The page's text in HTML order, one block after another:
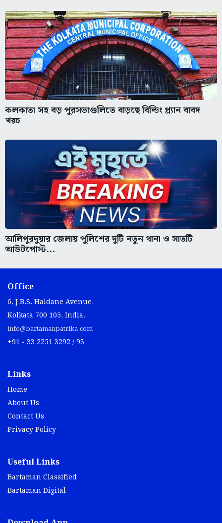
কলকাতা সহ বড় পুরসভাগুলিতে বাড়ছে বিল্ডিং প্ল্যান বাবদ
খরচ
আলিপুরদুয়ার জেলায় পুলিশের দুটি নতুন থানা ও সাতটি
আউটপোস্ট...
Office
6, J.B.S. Haldane Avenue,
Kolkata 700 105, India.
info@bartamanpatrika.com
+91 - 33 2251 3292 / 93
Links
Home
About Us
Contact Us
Privacy Policy
Useful Links
Bartaman Classified
Bartaman Digital